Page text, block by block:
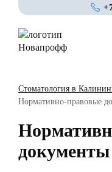
Стоматология в
Нормативно-правовые
документы